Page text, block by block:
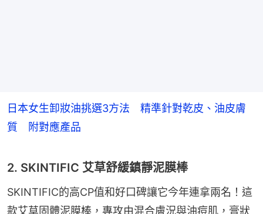
日本女生卸妝油挑選3方法 精準針對乾皮、油皮膚
質 附對應產品
2. SKINTIFIC 艾草舒緩鎮靜泥膜棒
SKINTIFIC的高CP值和好口碑讓它今年連拿兩名！這
款艾草固體泥膜棒，專攻由混合膚況與油痘肌，膏狀